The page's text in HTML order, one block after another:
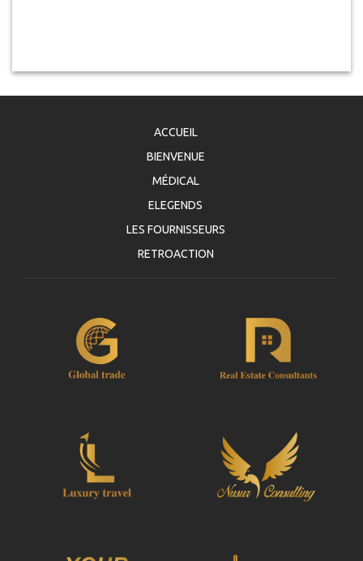
ACCUEIL
BIENVENUE
MÉDICAL
ELEGENDS
LES FOURNISSEURS
RETROACTION